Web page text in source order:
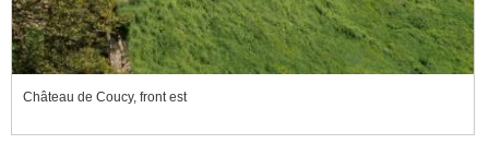
Château de Coucy, front est